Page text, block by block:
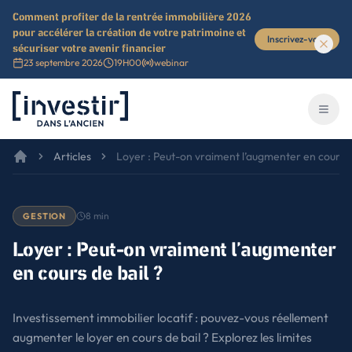
Comment profiter de la rentrée immobilière 2026
pour accélérer la création de votre patrimoine et
sécuriser votre avenir financier
23 septembre 2026 19H00 webinar
Inscrivez-vous
Investir dans l'ancien
Articles Loyer : Peut-on vraiment l’augmenter en cours
GESTION 8 min
Loyer : Peut-on vraiment l’augmenter
en cours de bail ?
Investissement immobilier locatif : pouvez-vous réellement
augmenter le loyer en cours de bail ? Explorez les limites